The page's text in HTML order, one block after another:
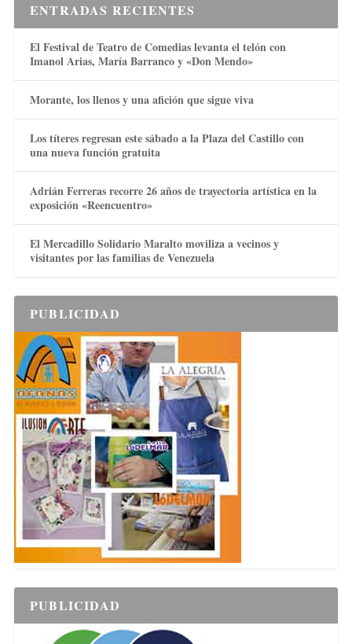
ENTRADAS RECIENTES
El Festival de Teatro de Comedias levanta el telón con
Imanol Arias, María Barranco y «Don Mendo»
Morante, los llenos y una afición que sigue viva
Los títeres regresan este sábado a la Plaza del Castillo con
una nueva función gratuita
Adrián Ferreras recorre 26 años de trayectoria artística en la
exposición «Reencuentro»
El Mercadillo Solidario Maralto moviliza a vecinos y
visitantes por las familias de Venezuela
PUBLICIDAD
PUBLICIDAD